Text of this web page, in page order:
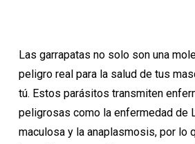
Las garrapatas no solo son una
peligro real para la salud de tus
tú. Estos parásitos transmiten
peligrosas como la enfermedad de
maculosa y la anaplasmosis, por lo